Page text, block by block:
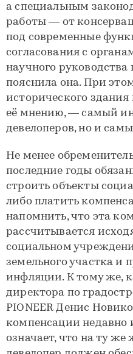
а специальным
работы — от
под современные
согласования с
научного руководства
пояснила она. При
исторического
её мнению, — самый
девелоперов, но и
Не менее
последние годы
строить объекты
либо платить
напомнить, что эта
рассчитывается
социальном
земельного участка и
инфляции. К тому же,
директора по
PIONEER Денис
компенсации недавно
означает, что на ту